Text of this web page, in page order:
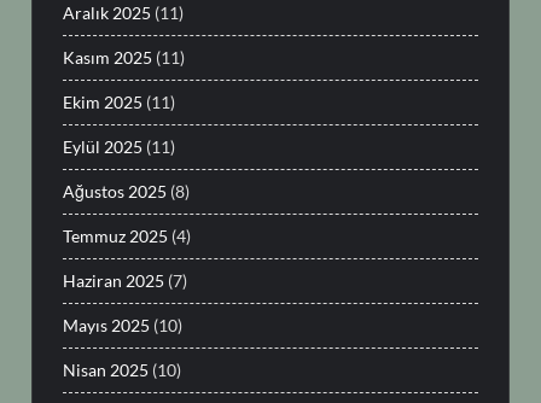
Aralık 2025 (11)
Kasım 2025 (11)
Ekim 2025 (11)
Eylül 2025 (11)
Ağustos 2025 (8)
Temmuz 2025 (4)
Haziran 2025 (7)
Mayıs 2025 (10)
Nisan 2025 (10)